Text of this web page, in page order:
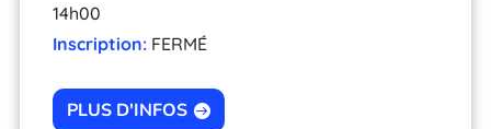
14h00
Inscription: FERMÉ
PLUS D'INFOS